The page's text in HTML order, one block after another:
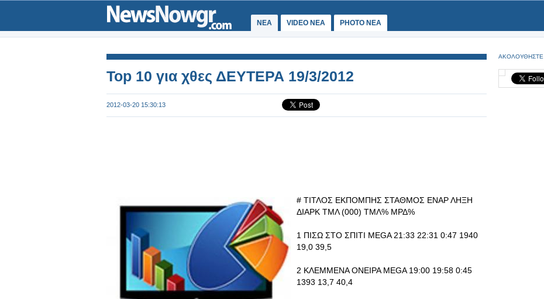
ΝΕΑ VIDEO NEA PHOTO NEA
Top 10 για χθες ΔΕΥΤΕΡΑ 19/3/2012
2012-03-20 15:30:13
# ΤΙΤΛΟΣ ΕΚΠΟΜΠΗΣ ΣΤΑΘΜΟΣ ΕΝΑΡ ΛΗΞΗ
ΔΙΑΡΚ ΤΜΛ (000) ΤΜΛ% ΜΡΔ%
1 ΠΙΣΩ ΣΤΟ ΣΠΙΤΙ MEGA 21:33 22:31 0:47 1940
19,0 39,5
2 ΚΛΕΜΜΕΝΑ ΟΝΕΙΡΑ MEGA 19:00 19:58 0:45
1393 13,7 40,4
ΑΚΟΛΟΥΘΗΣΤΕ